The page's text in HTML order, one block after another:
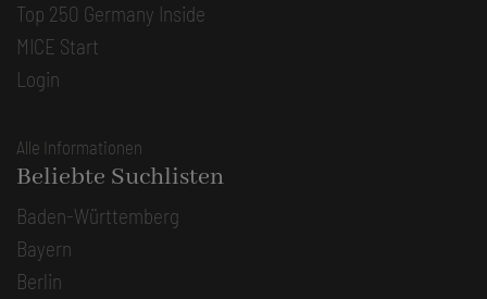
Top 250 Germany Inside
MICE Start
Login
Alle Informationen
Beliebte Suchlisten
Baden-Württemberg
Bayern
Berlin